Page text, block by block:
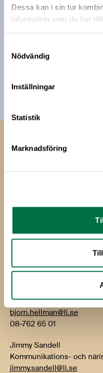
Dessa kan i sin tur
information som du har
Nödvändig
Inställningar
Statistik
Marknadsföring
E-post:
Jag vill få relevant
till min inkorg.
Box 5501
Besök: Storgatan 19
Telefon: 08-762 65 00
Kontakt
VD
bjorn.hellman@li.se
08-762 65 01
Jimmy Sandell
Kommunikations- och
jimmy.sandell@li.se